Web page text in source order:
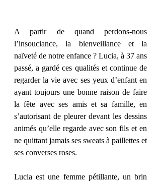
A partir de quand perdons-nous
l’insouciance, la bienveillance et la
naïveté de notre enfance ? Lucia, à 37 ans
passé, a gardé ces qualités et continue de
regarder la vie avec ses yeux d’enfant en
ayant toujours une bonne raison de faire
la fête avec ses amis et sa famille, en
s’autorisant de pleurer devant les dessins
animés qu’elle regarde avec son fils et en
ne quittant jamais ses sweats à paillettes et
ses converses roses.
Lucia est une femme pétillante, un brin